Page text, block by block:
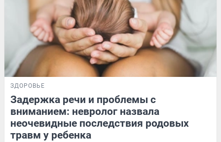
ЗДОРОВЬЕ
Задержка речи и проблемы с
вниманием: невролог назвала
неочевидные последствия родовых
травм у ребенка